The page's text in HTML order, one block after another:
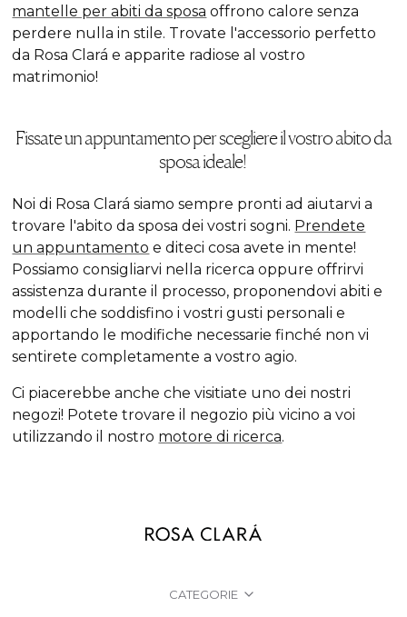
mantelle per abiti da sposa offrono calore senza
perdere nulla in stile. Trovate l'accessorio perfetto
da Rosa Clará e apparite radiose al vostro
matrimonio!
Fissate un appuntamento per scegliere il vostro abito da
sposa ideale!
Noi di Rosa Clará siamo sempre pronti ad aiutarvi a
trovare l'abito da sposa dei vostri sogni. Prendete
un appuntamento e diteci cosa avete in mente!
Possiamo consigliarvi nella ricerca oppure offrirvi
assistenza durante il processo, proponendovi abiti e
modelli che soddisfino i vostri gusti personali e
apportando le modifiche necessarie finché non vi
sentirete completamente a vostro agio.
Ci piacerebbe anche che visitiate uno dei nostri
negozi! Potete trovare il negozio più vicino a voi
utilizzando il nostro motore di ricerca.
CATEGORIE